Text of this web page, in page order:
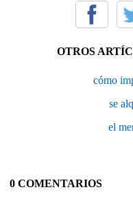
OTROS
cómo
se
el
0 COMENTARIOS